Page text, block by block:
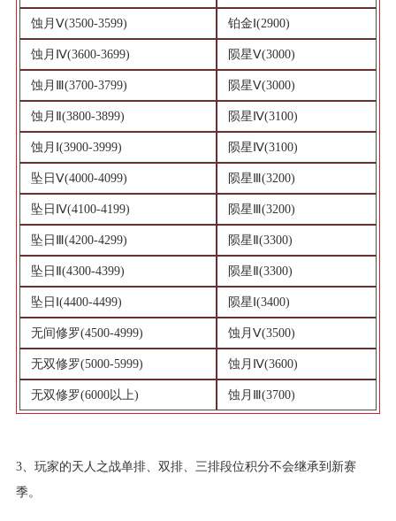
蚀月Ⅴ(3500-3599) 铂金Ⅰ(2900)
蚀月Ⅳ(3600-3699) 陨星Ⅴ(3000)
蚀月Ⅲ(3700-3799) 陨星Ⅴ(3000)
蚀月Ⅱ(3800-3899) 陨星Ⅳ(3100)
蚀月Ⅰ(3900-3999) 陨星Ⅳ(3100)
坠日Ⅴ(4000-4099) 陨星Ⅲ(3200)
坠日Ⅳ(4100-4199) 陨星Ⅲ(3200)
坠日Ⅲ(4200-4299) 陨星Ⅱ(3300)
坠日Ⅱ(4300-4399) 陨星Ⅱ(3300)
坠日Ⅰ(4400-4499) 陨星Ⅰ(3400)
无间修罗(4500-4999) 蚀月Ⅴ(3500)
无双修罗(5000-5999) 蚀月Ⅳ(3600)
无双修罗(6000以上) 蚀月Ⅲ(3700)
3、玩家的天人之战单排、双排、三排段位积分不会继承到新赛
季。